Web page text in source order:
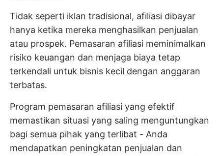
Tidak seperti iklan tradisional, afiliasi dibayar
hanya ketika mereka menghasilkan penjualan
atau prospek. Pemasaran afiliasi meminimalkan
risiko keuangan dan menjaga biaya tetap
terkendali untuk bisnis kecil dengan anggaran
terbatas.
Program pemasaran afiliasi yang efektif
memastikan situasi yang saling menguntungkan
bagi semua pihak yang terlibat - Anda
mendapatkan peningkatan penjualan dan